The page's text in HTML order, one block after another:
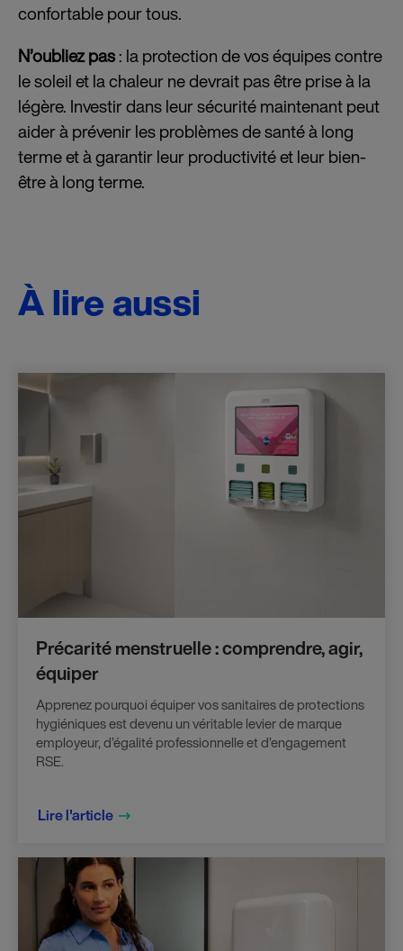
confortable pour tous.
N’oubliez pas: la protection de vos équipes contre
le soleil et la chaleur ne devrait pas être prise à la
légère. Investir dans leur sécurité maintenant peut
aider à prévenir les problèmes de santé à long
terme et à garantir leur productivité et leur bien-
être à long terme.
À lire aussi
Précarité menstruelle : comprendre, agir,
équiper
Apprenez pourquoi équiper vos sanitaires de protections
hygiéniques est devenu un véritable levier de marque
employeur, d’égalité professionnelle et d’engagement
RSE.
Lire l'article